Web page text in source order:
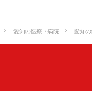
愛知の医療・病院 愛知